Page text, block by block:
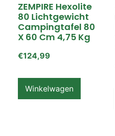
ZEMPIRE Hexolite
80 Lichtgewicht
Campingtafel 80
X 60 Cm 4,75 Kg
€124,99
Winkelwagen